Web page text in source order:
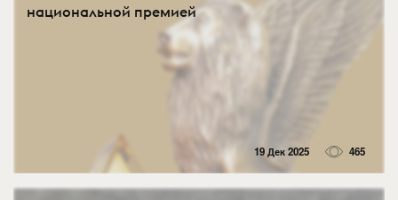
национальной премией
19 Дек 2025 465